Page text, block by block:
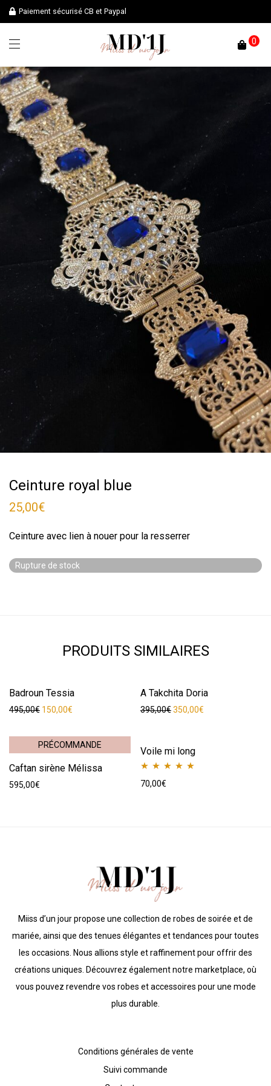
Paiement sécurisé CB et Paypal
0
Ceinture royal blue
25,00€
Ceinture avec lien à nouer pour la resserrer
Rupture de stock
PRODUITS SIMILAIRES
Badroun Tessia
495,00€ Le prix initial était : 495,00€.
150,00€ Le prix actuel est : 150,00€.
A Takchita Doria
395,00€Le prix initial était :
350,00€
PRÉCOMMANDE
Caftan sirène Mélissa
595,00€
Voile mi long
Note5.00
70,00€
Miiss d’un jour propose une collection de robes de soirée et de
mariée, ainsi que des tenues élégantes et tendances pour toutes
les occasions. Nous allions style et raffinement pour offrir des
créations uniques. Découvrez également notre marketplace, où
vous pouvez revendre vos robes et accessoires pour une mode
plus durable.
Conditions générales de vente
Suivi commande